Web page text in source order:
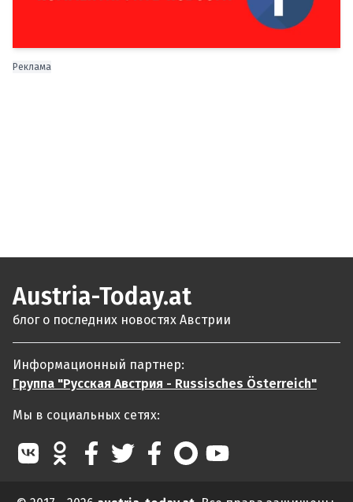
Реклама
Austria-Today.at
блог о последних новостях Австрии
Информационный партнер:
Группа "Русская Австрия - Russisches Österreich"
Мы в социальных сетях: